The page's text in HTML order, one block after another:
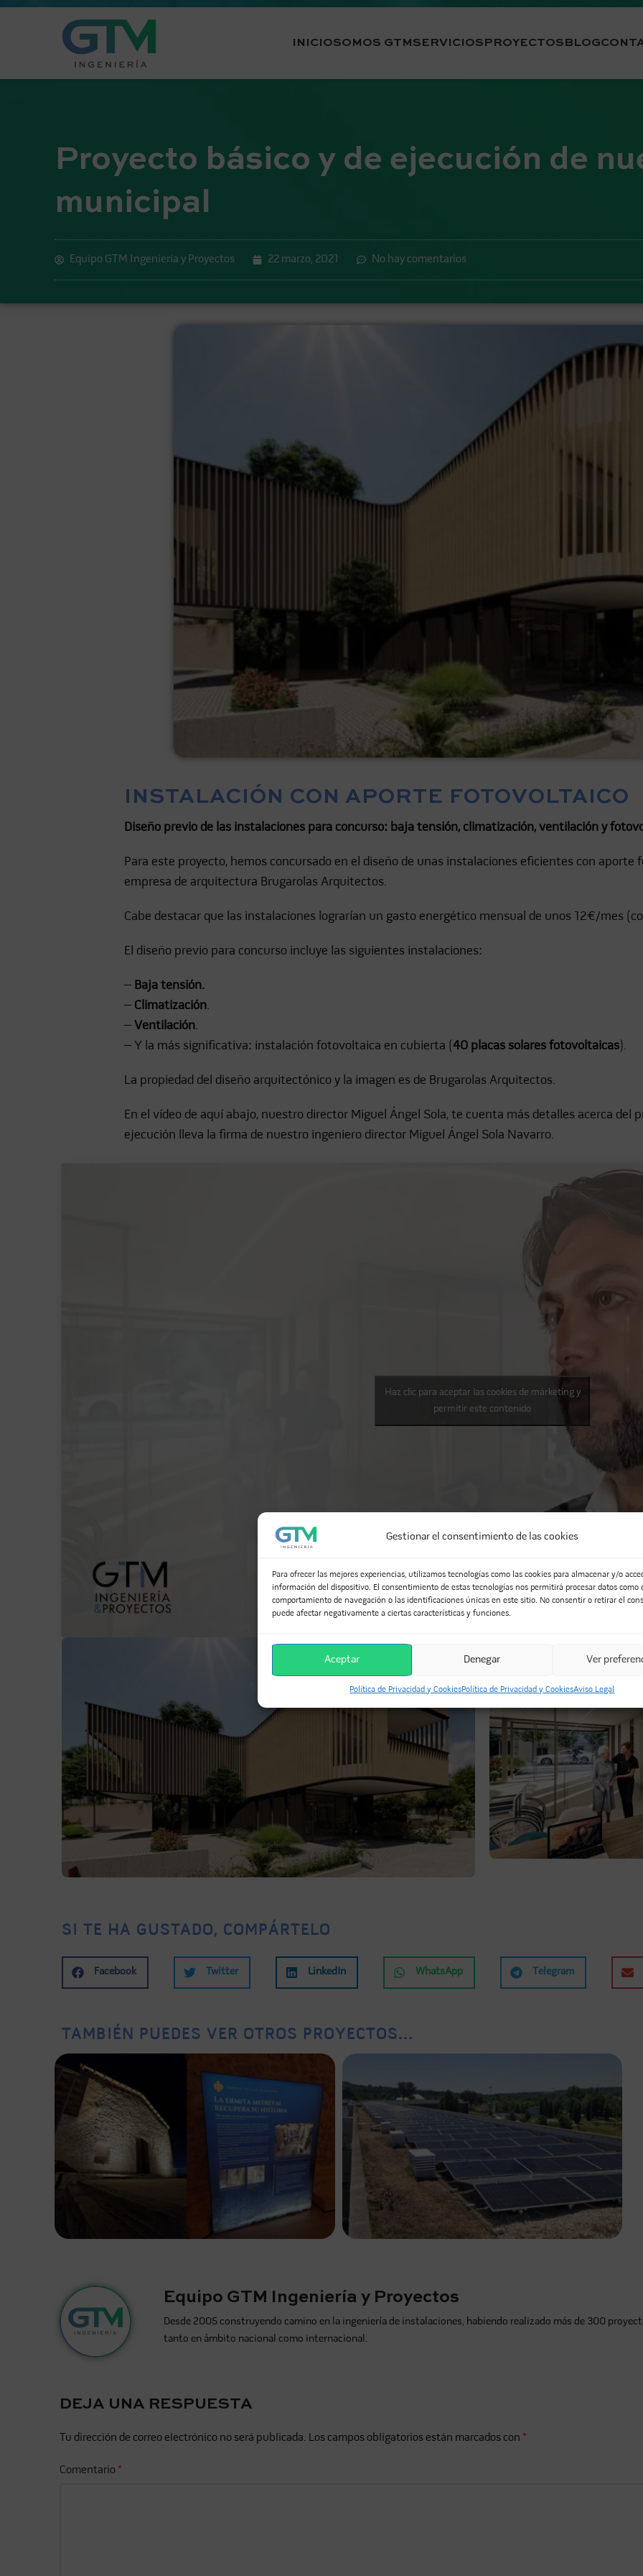
Gestionar el consentimiento de las cookies
Para ofrecer las mejores experiencias, utilizamos tecnologías como las cookies para almacenar y/o
información del dispositivo. El consentimiento de estas tecnologías nos permitirá procesar datos como
comportamiento de navegación o las identificaciones únicas en este sitio. No consentir o retirar el
puede afectar negativamente a ciertas características y funciones.
Aceptar Denegar Ver
Política de Privacidad y CookiesPolítica de Privacidad y CookiesAviso Legal
INICIOSOMOS GTMSERVICIOSPROYECTOSBLOG
Proyecto básico y de ejecución de
municipal
Equipo GTM Ingeniería y Proyectos 22 marzo, 2021 No hay comentarios
INSTALACIÓN CON APORTE FOTOVOLTAICO
Diseño previo de las instalaciones para concurso: baja tensión, climatización, ventilación y
Para este proyecto, hemos concursado en el diseño de unas instalaciones eficientes con
empresa de arquitectura Brugarolas Arquitectos.
Cabe destacar que las instalaciones lograrían un gasto energético mensual de unos 12€/mes
El diseño previo para concurso incluye las siguientes instalaciones:
– Baja tensión.
– Climatización.
– Ventilación.
– Y la más significativa: instalación fotovoltaica en cubierta ( 40 placas solares fotovoltaicas).
La propiedad del diseño arquitectónico y la imagen es de Brugarolas Arquitectos.
En el vídeo de aquí abajo, nuestro director Miguel Ángel Sola, te cuenta más detalles acerca del
ejecución lleva la firma de nuestro ingeniero director Miguel Ángel Sola Navarro.
Haz clic para aceptar las cookies de márketing y
permitir este contenido
SI TE HA GUSTADO, COMPÁRTELO
Facebook Twitter LinkedIn WhatsApp Telegram
TAMBIÉN PUEDES VER OTROS PROYECTOS...
Equipo GTM Ingeniería y Proyectos
Desde 2005 construyendo camino en la ingeniería de instalaciones, habiendo realizado más de 300
tanto en ámbito nacional como internacional.
DEJA UNA RESPUESTA
Tu dirección de correo electrónico no será publicada. Los campos obligatorios están marcados con *
Comentario *